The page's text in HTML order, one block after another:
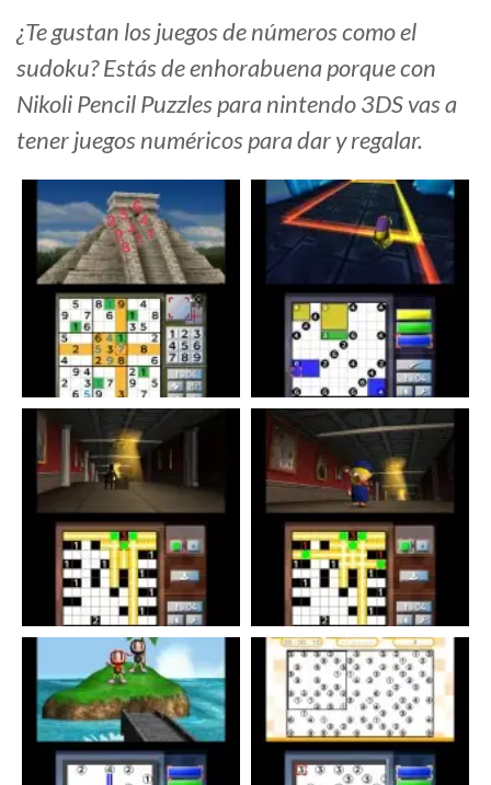
¿Te gustan los juegos de números como el
sudoku? Estás de enhorabuena porque con
Nikoli Pencil Puzzles para nintendo 3DS vas a
tener juegos numéricos para dar y regalar.